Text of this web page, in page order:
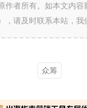
作者所有。如本文内容
，请及时联系本站，我
众筹